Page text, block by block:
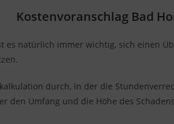
Kostenvoranschlag Bad
es natürlich immer wichtig, sich einen
durch, in der die
den Umfang und die Höhe des